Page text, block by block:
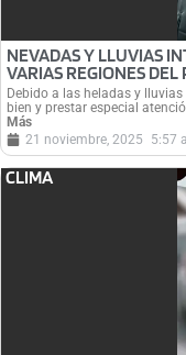
NEVADAS Y LLUVIAS
VARIAS REGIONES DEL
Debido a las heladas y
bien y prestar especial
Más
21 noviembre, 2025
5:57
CLIMA